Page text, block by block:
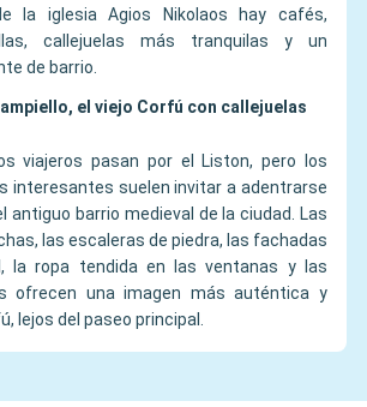
la iglesia Agios Nikolaos hay cafés,
callejuelas más tranquilas y un
de barrio.
el viejo Corfú con callejuelas
viajeros pasan por el Liston, pero los
interesantes suelen invitar a adentrarse
antiguo barrio medieval de la ciudad. Las
las escaleras de piedra, las fachadas
la ropa tendida en las ventanas y las
ofrecen una imagen más auténtica y
lejos del paseo principal.